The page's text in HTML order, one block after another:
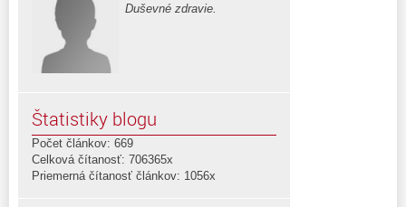
Duševné zdravie.
Štatistiky blogu
Počet článkov: 669
Celková čítanosť: 706365x
Priemerná čítanosť článkov: 1056x